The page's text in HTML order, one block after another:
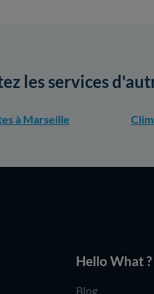
les services
à Marseille
Hello What ?
Blog